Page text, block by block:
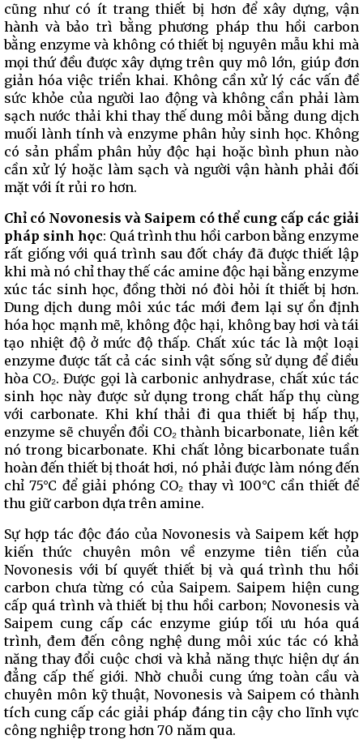
cũng như có ít trang thiết bị hơn để xây dựng, vận
hành và bảo trì bằng phương pháp thu hồi carbon
bằng enzyme và không có thiết bị nguyên mẫu khi mà
mọi thứ đều được xây dựng trên quy mô lớn, giúp đơn
giản hóa việc triển khai. Không cần xử lý các vấn đề
sức khỏe của người lao động và không cần phải làm
sạch nước thải khi thay thế dung môi bằng dung dịch
muối lành tính và enzyme phân hủy sinh học. Không
có sản phẩm phân hủy độc hại hoặc bình phun nào
cần xử lý hoặc làm sạch và người vận hành phải đối
mặt với ít rủi ro hơn.
Chỉ có Novonesis và Saipem có thể cung cấp các giải
pháp sinh học: Quá trình thu hồi carbon bằng enzyme
rất giống với quá trình sau đốt cháy đã được thiết lập
khi mà nó chỉ thay thế các amine độc hại bằng enzyme
xúc tác sinh học, đồng thời nó đòi hỏi ít thiết bị hơn.
Dung dịch dung môi xúc tác mới đem lại sự ổn định
hóa học mạnh mẽ, không độc hại, không bay hơi và tái
tạo nhiệt độ ở mức độ thấp. Chất xúc tác là một loại
enzyme được tất cả các sinh vật sống sử dụng để điều
hòa CO₂. Được gọi là carbonic anhydrase, chất xúc tác
sinh học này được sử dụng trong chất hấp thụ cùng
với carbonate. Khi khí thải đi qua thiết bị hấp thụ,
enzyme sẽ chuyển đổi CO₂ thành bicarbonate, liên kết
nó trong bicarbonate. Khi chất lỏng bicarbonate tuần
hoàn đến thiết bị thoát hơi, nó phải được làm nóng đến
chỉ 75°C để giải phóng CO₂ thay vì 100°C cần thiết để
thu giữ carbon dựa trên amine.
Sự hợp tác độc đáo của Novonesis và Saipem kết hợp
kiến ​​thức chuyên môn về enzyme tiên tiến của
Novonesis với bí quyết thiết bị và quá trình thu hồi
carbon chưa từng có của Saipem. Saipem hiện cung
cấp quá trình và thiết bị thu hồi carbon; Novonesis và
Saipem cung cấp các enzyme giúp tối ưu hóa quá
trình, đem đến công nghệ dung môi xúc tác có khả
năng thay đổi cuộc chơi và khả năng thực hiện dự án
đẳng cấp thế giới. Nhờ chuỗi cung ứng toàn cầu và
chuyên môn kỹ thuật, Novonesis và Saipem có thành
tích cung cấp các giải pháp đáng tin cậy cho lĩnh vực
công nghiệp trong hơn 70 năm qua.